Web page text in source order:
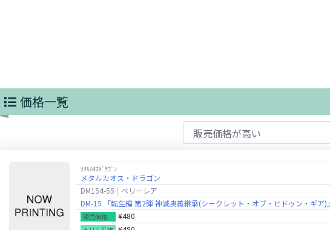
価格一覧
ﾒﾀﾙｶｵｽﾄﾞﾗｺﾞﾝ
メタルカオス・ドラゴン
DM154-55
ベリーレア
DM-15 「転生編 第2弾 神滅奥義継承(シークレット・オブ・ヒドゥン・ギア)」
販売価格 ¥480